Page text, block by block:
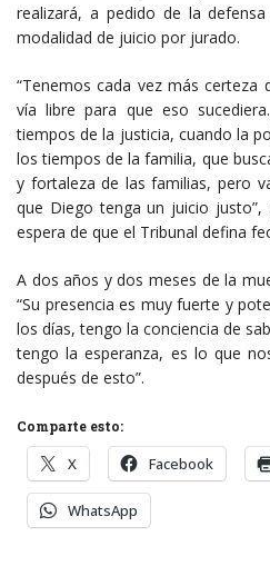
realizará, a pedido de la
modalidad de juicio por jurado.
“Tenemos cada vez más certeza
vía libre para que eso
tiempos de la justicia, cuando la
los tiempos de la familia, que
y fortaleza de las familias, pero
que Diego tenga un juicio justo”,
espera de que el Tribunal defina
A dos años y dos meses de la
“Su presencia es muy fuerte y
los días, tengo la conciencia de
tengo la esperanza, es lo que
después de esto”.
Comparte esto:
X Facebook
WhatsApp